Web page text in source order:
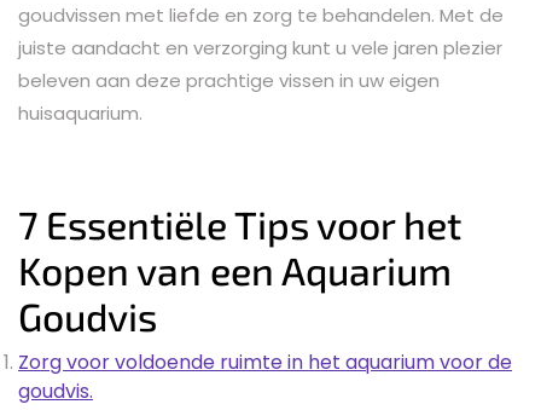
goudvissen met liefde en zorg te behandelen. Met de
juiste aandacht en verzorging kunt u vele jaren plezier
beleven aan deze prachtige vissen in uw eigen
huisaquarium.
7 Essentiële Tips voor het
Kopen van een Aquarium
Goudvis
Zorg voor voldoende ruimte in het aquarium voor de
goudvis.